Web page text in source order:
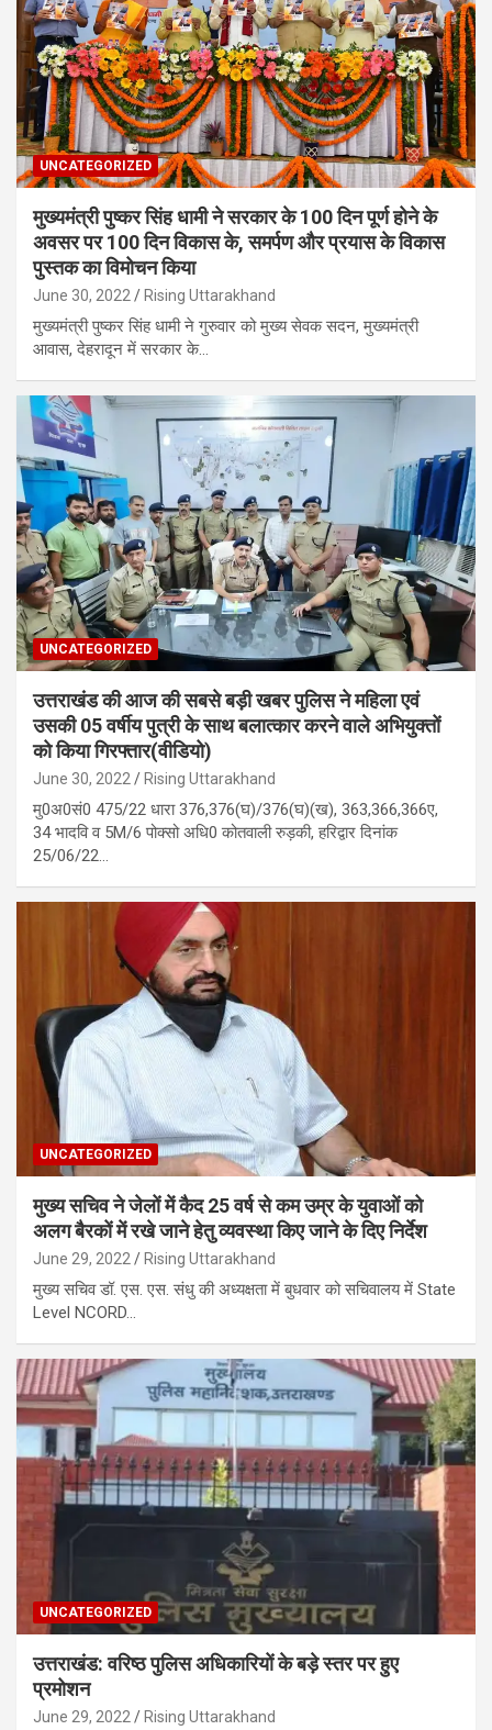
UNCATEGORIZED
मुख्यमंत्री पुष्कर सिंह धामी ने सरकार के 100 दिन पूर्ण होने के
अवसर पर 100 दिन विकास के, समर्पण और प्रयास के विकास
पुस्तक का विमोचन किया
June 30, 2022 Rising Uttarakhand
मुख्यमंत्री पुष्कर सिंह धामी ने गुरुवार को मुख्य सेवक सदन, मुख्यमंत्री
आवास, देहरादून में सरकार के…
UNCATEGORIZED
उत्तराखंड की आज की सबसे बड़ी खबर पुलिस ने महिला एवं
उसकी 05 वर्षीय पुत्री के साथ बलात्कार करने वाले अभियुक्तों
को किया गिरफ्तार(वीडियो)
June 30, 2022 Rising Uttarakhand
मु0अ0सं0 475/22 धारा 376,376(घ)/376(घ)(ख), 363,366,366ए,
34 भादवि व 5M/6 पोक्सो अधि0 कोतवाली रुड़की, हरिद्वार दिनांक
25/06/22…
UNCATEGORIZED
मुख्य सचिव ने जेलों में कैद 25 वर्ष से कम उम्र के युवाओं को
अलग बैरकों में रखे जाने हेतु व्यवस्था किए जाने के दिए निर्देश
June 29, 2022 Rising Uttarakhand
मुख्य सचिव डॉ. एस. एस. संधु की अध्यक्षता में बुधवार को सचिवालय में State
Level NCORD…
UNCATEGORIZED
उत्तराखंड: वरिष्ठ पुलिस अधिकारियों के बड़े स्तर पर हुए
प्रमोशन
June 29, 2022 Rising Uttarakhand